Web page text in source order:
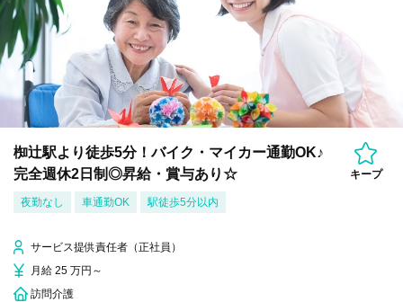
椥辻駅より徒歩5分！バイク・マイカー通勤OK♪
完全週休2日制◎昇給・賞与あり☆
キープ
夜勤なし 車通勤OK 駅徒歩5分以内
サービス提供責任者（正社員）
月給 25 万円～
訪問介護